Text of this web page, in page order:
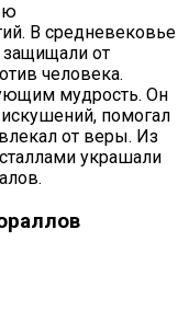
В средневековье
от
человека.
мудрость. Он
помогал
от веры. Из
украшали